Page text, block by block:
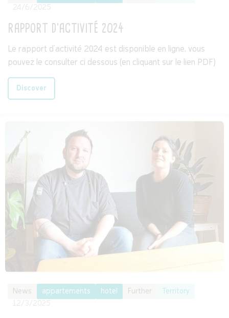
RAPPORT D'ACTIVITÉ 2024
Le rapport d’activité 2024 est disponible en ligne, vous
pouvez le consulter ci dessous (en cliquant sur le lien PDF)
Discover
News appartements hotel Further
Territory